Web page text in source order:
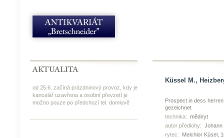
od 25.6. začíná prázdninový provoz, kdy je
kancelář uzavřena a osobní převzetí je
možno pouze po předchozí tel. domluvě
Küssel M.,
Prospect in dess
gezeichnet
technika: mědiryt
autor předlohy: Johann
rytec:
Melchior Küsel,